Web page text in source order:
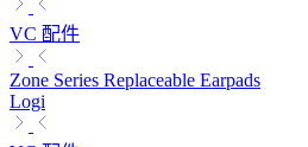
VC 配件
Zone Series Replaceable Earpads
Logi